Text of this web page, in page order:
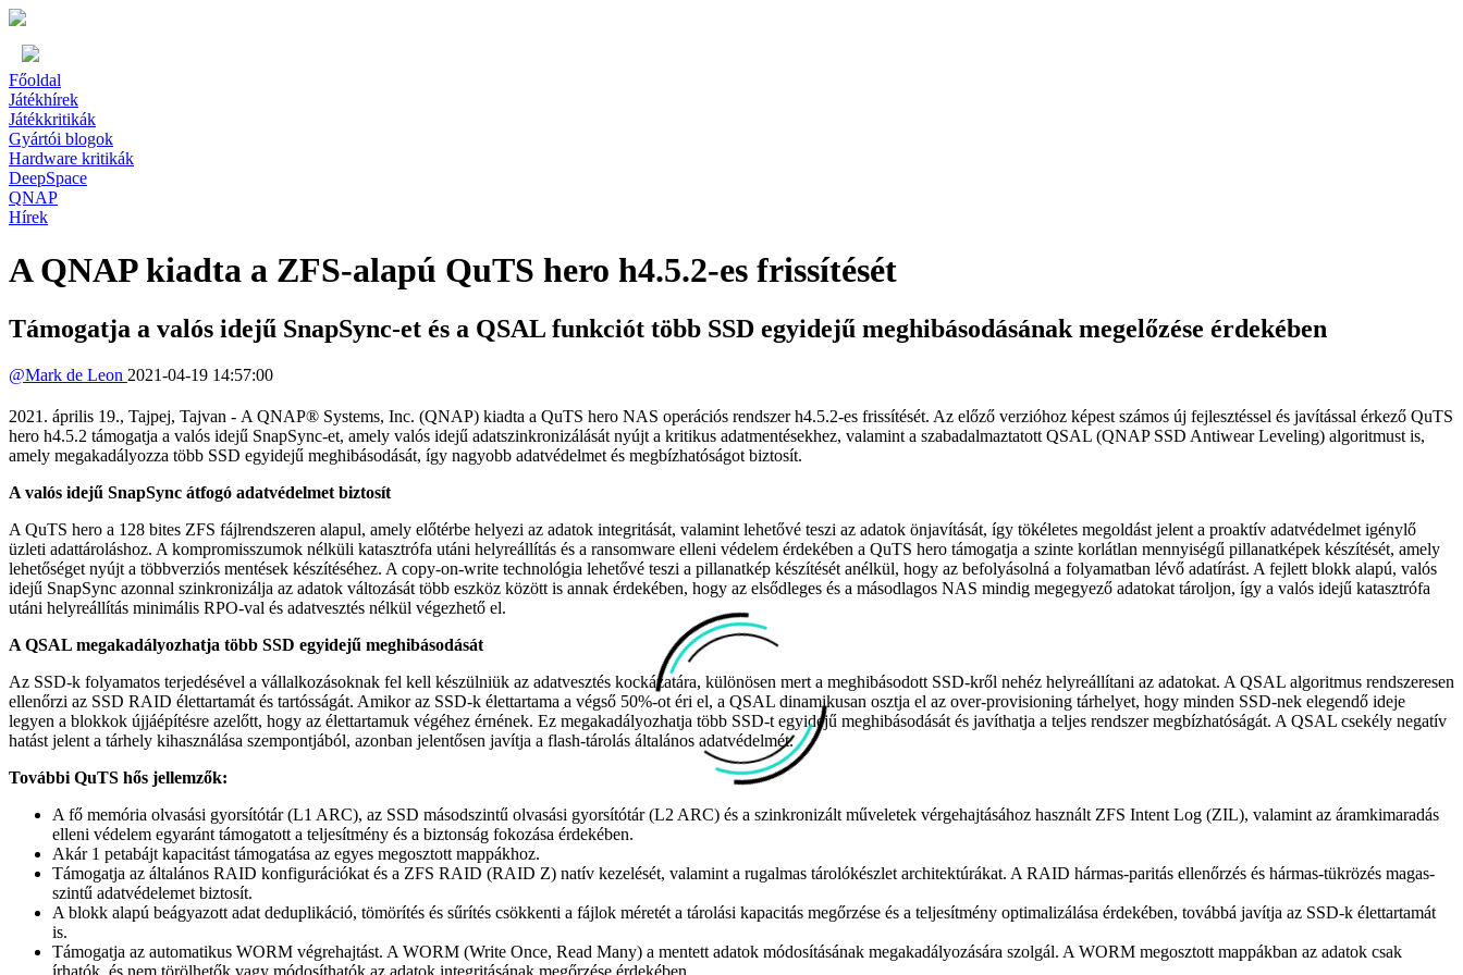
Főoldal
Játékhírek
Játékkritikák
Gyártói blogok
Hardware kritikák
DeepSpace
QNAP
Hírek
A QNAP kiadta a ZFS-alapú QuTS hero h4.5.2-es frissítését
Támogatja a valós idejű SnapSync-et és a QSAL funkciót több SSD egyidejű meghibásodásának megelőzése érdekében
@Mark de Leon 2021-04-19 14:57:00
2021. április 19., Tajpej, Tajvan - A QNAP® Systems, Inc. (QNAP) kiadta a QuTS hero NAS operációs rendszer h4.5.2-es frissítését. Az előző verzióhoz képest számos új fejlesztéssel és javítással érkező QuTS
hero h4.5.2 támogatja a valós idejű SnapSync-et, amely valós idejű adatszinkronizálását nyújt a kritikus adatmentésekhez, valamint a szabadalmaztatott QSAL (QNAP SSD Antiwear Leveling) algoritmust is,
amely megakadályozza több SSD egyidejű meghibásodását, így nagyobb adatvédelmet és megbízhatóságot biztosít.
A valós idejű SnapSync átfogó adatvédelmet biztosít
A QuTS hero a 128 bites ZFS fájlrendszeren alapul, amely előtérbe helyezi az adatok integritását, valamint lehetővé teszi az adatok önjavítását, így tökéletes megoldást jelent a proaktív adatvédelmet igénylő
üzleti adattároláshoz. A kompromisszumok nélküli katasztrófa utáni helyreállítás és a ransomware elleni védelem érdekében a QuTS hero támogatja a szinte korlátlan mennyiségű pillanatképek készítését, amely
lehetőséget nyújt a többverziós mentések készítéséhez. A copy-on-write technológia lehetővé teszi a pillanatkép készítését anélkül, hogy az befolyásolná a folyamatban lévő adatírást. A fejlett blokk alapú, valós
idejű SnapSync azonnal szinkronizálja az adatok változását több eszköz között is annak érdekében, hogy az elsődleges és a másodlagos NAS mindig megegyező adatokat tároljon, így a valós idejű katasztrófa
utáni helyreállítás minimális RPO-val és adatvesztés nélkül végezhető el.
A QSAL megakadályozhatja több SSD egyidejű meghibásodását
Az SSD-k folyamatos terjedésével a vállalkozásoknak fel kell készülniük az adatvesztés kockázatára, különösen mert a meghibásodott SSD-kről nehéz helyreállítani az adatokat. A QSAL algoritmus rendszeresen
ellenőrzi az SSD RAID élettartamát és tartósságát. Amikor az SSD-k élettartama a végső 50%-ot éri el, a QSAL dinamikusan osztja el az over-provisioning tárhelyet, hogy minden SSD-nek elegendő ideje
legyen a blokkok újjáépítésre azelőtt, hogy az élettartamuk végéhez érnének. Ez megakadályozhatja több SSD-t egyidejű meghibásodását és javíthatja a teljes rendszer megbízhatóságát. A QSAL csekély negatív
hatást jelent a tárhely kihasználása szempontjából, azonban jelentősen javítja a flash-tárolás általános adatvédelmét.
További QuTS hős jellemzők:
A fő memória olvasási gyorsítótár (L1 ARC), az SSD másodszintű olvasási gyorsítótár (L2 ARC) és a szinkronizált műveletek vérgehajtásához használt ZFS Intent Log (ZIL), valamint az áramkimaradás
elleni védelem egyaránt támogatott a teljesítmény és a biztonság fokozása érdekében.
Akár 1 petabájt kapacitást támogatása az egyes megosztott mappákhoz.
Támogatja az általános RAID konfigurációkat és a ZFS RAID (RAID Z) natív kezelését, valamint a rugalmas tárolókészlet architektúrákat. A RAID hármas-paritás ellenőrzés és hármas-tükrözés magas-
szintű adatvédelemet biztosít.
A blokk alapú beágyazott adat deduplikáció, tömörítés és sűrítés csökkenti a fájlok méretét a tárolási kapacitás megőrzése és a teljesítmény optimalizálása érdekében, továbbá javítja az SSD-k élettartamát
is.
Támogatja az automatikus WORM végrehajtást. A WORM (Write Once, Read Many) a mentett adatok módosításának megakadályozására szolgál. A WORM megosztott mappákban az adatok csak
írhatók, és nem törölhetők vagy módosíthatók az adatok integritásának megőrzése érdekében.